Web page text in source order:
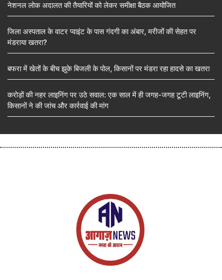
नेशनल लोक अदालत की तैयारियों को लेकर समीक्षा बैठक आयोजित
जिला अस्पताल के वाटर प्वाइंट के पास गंदगी का अंबार, मरीजों की सेहत पर
मंडराया खतरा?
बफरा में खेतों के बीच झुके बिजली के पोल, किसानों पर मंडरा रहा हादसे का खतरा
करोड़ों की नहर लाइनिंग पर उठे सवाल: एक साल में ही जगह-जगह टूटी लाइनिंग,
किसानों ने की जांच और कार्रवाई की मांग